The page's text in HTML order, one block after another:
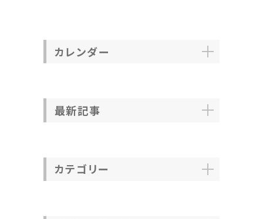
カレンダー
最新記事
カテゴリー